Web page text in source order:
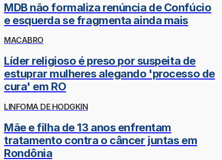
MDB não formaliza renúncia de Confúcio
e esquerda se fragmenta ainda mais
MACABRO
Líder religioso é preso por suspeita de
estuprar mulheres alegando 'processo de
cura' em RO
LINFOMA DE HODGKIN
Mãe e filha de 13 anos enfrentam
tratamento contra o câncer juntas em
Rondônia